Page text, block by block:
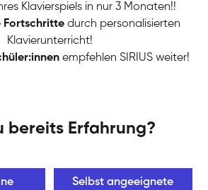
Klavierspiels in nur 3 Monaten!!
Fortschritte durch personalisierten
Klavierunterricht!
empfehlen SIRIUS weiter!
bereits Erfahrung?
Selbst angeeignete